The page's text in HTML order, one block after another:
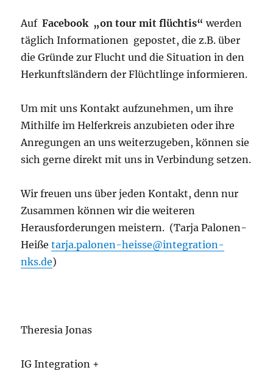
AufFacebook „on tour mit flüchtis“ werden
täglich Informationen gepostet, die z.B. über
die Gründe zur Flucht und die Situation in den
Herkunftsländern der Flüchtlinge informieren.
Um mit uns Kontakt aufzunehmen, um ihre
Mithilfe im Helferkreis anzubieten oder ihre
Anregungen an uns weiterzugeben, können sie
sich gerne direkt mit uns in Verbindung setzen.
Wir freuen uns über jeden Kontakt, denn nur
Zusammen können wir die weiteren
Herausforderungen meistern. (Tarja Palonen-
Heißetarja.palonen-heisse@integration-
nks.de)
Theresia Jonas
IG Integration +